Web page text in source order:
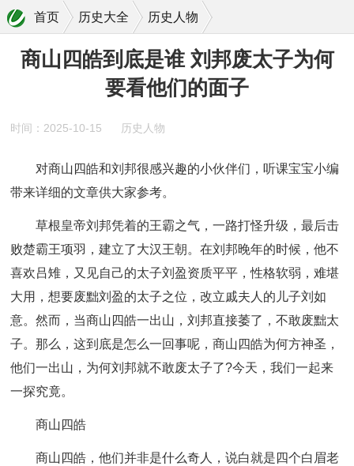
首页 历史大全 历史人物
商山四皓到底是谁 刘邦废太子为何要看他们的面子
商山四皓到底是谁 刘邦废太子为何
要看他们的面子
时间：2025-10-15 历史人物
对商山四皓和刘邦很感兴趣的小伙伴们，听课宝宝小编
带来详细的文章供大家参考。
草根皇帝刘邦凭着的王霸之气，一路打怪升级，最后击
败楚霸王项羽，建立了大汉王朝。在刘邦晚年的时候，他不
喜欢吕雉，又见自己的太子刘盈资质平平，性格软弱，难堪
大用，想要废黜刘盈的太子之位，改立戚夫人的儿子刘如
意。然而，当商山四皓一出山，刘邦直接萎了，不敢废黜太
子。那么，这到底是怎么一回事呢，商山四皓为何方神圣，
他们一出山，为何刘邦就不敢废太子了?今天，我们一起来
一探究竟。
商山四皓
商山四皓，他们并非是什么奇人，说白就是四个白眉老